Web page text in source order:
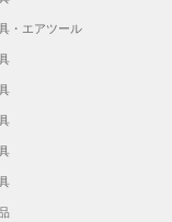
・エアツール